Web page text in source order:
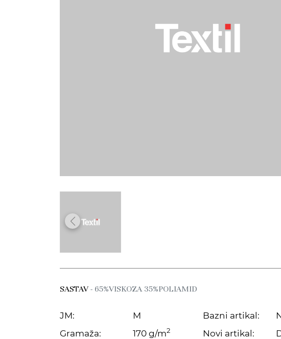
SASTAV- 65%VISKOZA 35%POLIAMID
JM:
M
Gramaža:
170 g/m2
Bazni artikal:
Novi artikal: